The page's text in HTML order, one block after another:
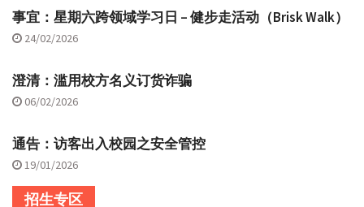
事宜：星期六跨领域学习日 – 健步走活动（Brisk Walk）
24/02/2026
澄清：滥用校方名义订货诈骗
06/02/2026
通告：访客出入校园之安全管控
19/01/2026
招生专区